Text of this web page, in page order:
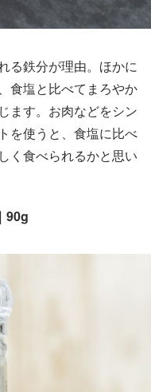
る鉄分が理由。ほかに
食塩と比べてまろやか
ます。お肉などをシン
を使うと、食塩に比べ
く食べられるかと思い
90g